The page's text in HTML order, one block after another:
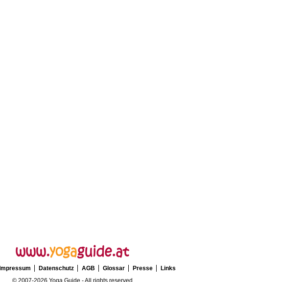
Impressum Datenschutz AGB Glossar Presse
Links
© 2007-2026 Yoga Guide - All rights reserved